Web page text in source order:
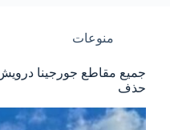
منوعات
حذف